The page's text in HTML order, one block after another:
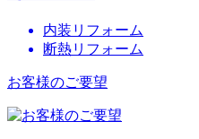
内装リフォーム
断熱リフォーム
お客様のご要望